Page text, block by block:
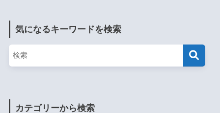
気になるキーワードを検索
カテゴリーから検索